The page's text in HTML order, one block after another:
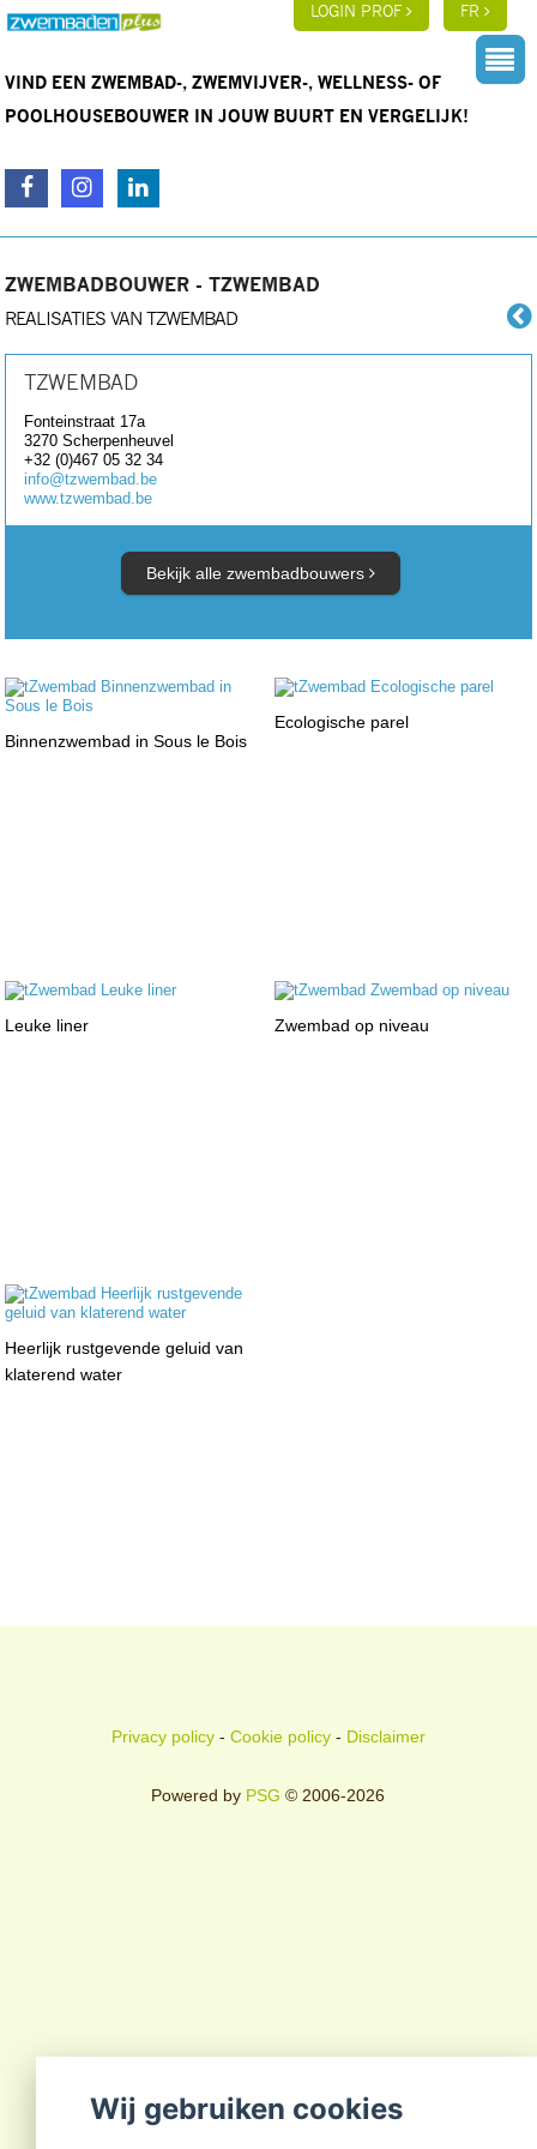
LOGIN PROF FR
VIND EEN ZWEMBAD-, ZWEMVIJVER-, WELLNESS- OF
POOLHOUSEBOUWER IN JOUW BUURT EN VERGELIJK!
ZWEMBADBOUWER - TZWEMBAD
REALISATIES VAN TZWEMBAD
TZWEMBAD
Fonteinstraat 17a
3270Scherpenheuvel
+32 (0)467 05 32 34
info@tzwembad.be
www.tzwembad.be
Bekijk alle zwembadbouwers
Binnenzwembad in Sous le Bois
Ecologische parel
Leuke liner Zwembad op niveau
Heerlijk rustgevende geluid van
klaterend water
Privacy policy- Cookie policy- Disclaimer
Powered by PSG © 2006-2026
Wij gebruiken cookies